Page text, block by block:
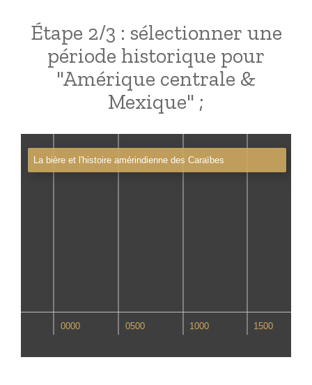
Étape 2/3 : sélectionner une
période historique pour
"Amérique centrale &
Mexique" ;
La bière et l'histoire amérindienne des Caraïbes
0000 0500 1000 1500